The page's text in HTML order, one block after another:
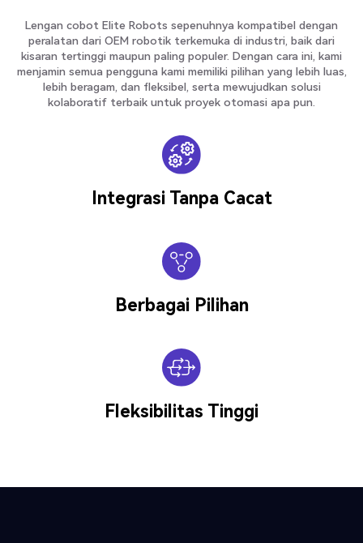
Lengan cobot Elite Robots sepenuhnya kompatibel dengan
peralatan dari OEM robotik terkemuka di industri, baik dari
kisaran tertinggi maupun paling populer. Dengan cara ini, kami
menjamin semua pengguna kami memiliki pilihan yang lebih luas,
lebih beragam, dan fleksibel, serta mewujudkan solusi
kolaboratif terbaik untuk proyek otomasi apa pun.
Integrasi Tanpa Cacat
Berbagai Pilihan
Fleksibilitas Tinggi